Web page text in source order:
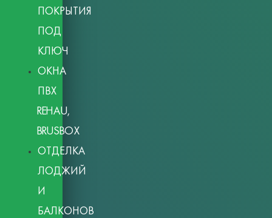
ПОКРЫТИЯ
ПОД
КЛЮЧ
ОКНА
ПВХ
REHAU,
BRUSBOX
ОТДЕЛКА
ЛОДЖИЙ
И
БАЛКОНОВ